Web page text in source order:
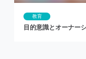
教育
目的意識とオーナー